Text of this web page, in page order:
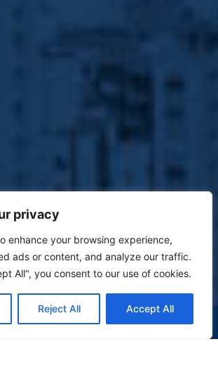
privacy
enhance your browsing experience,
ads or content, and analyze our traffic.
All", you consent to our use of cookies.
Reject All Accept All
7630